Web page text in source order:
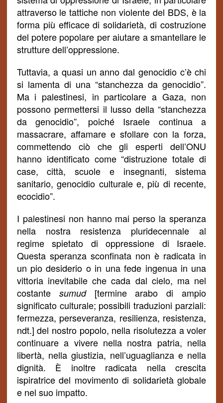
attraverso le tattiche non violente del BDS, è la
forma più efficace di solidarietà, di costruzione
del potere popolare per aiutare a smantellare le
strutture dell’oppressione.
Tuttavia, a quasi un anno dal genocidio c’è chi
si lamenta di una “stanchezza da genocidio”.
Ma i palestinesi, in particolare a Gaza, non
possono permettersi il lusso della “stanchezza
da genocidio”, poiché Israele continua a
massacrare, affamare e sfollare con la forza,
commettendo ciò che gli esperti dell’ONU
hanno identificato come“distruzione totale di
case, città, scuole e insegnanti, sistema
sanitario, genocidio culturale e, più di recente,
ecocidio”.
I palestinesi non hanno mai perso la speranza
nella nostra resistenza pluridecennale al
regime spietato di oppressione di Israele.
Questa speranza sconfinata non è radicata in
un pio desiderio o in una fede ingenua in una
vittoria inevitabile che cada dal cielo, ma nel
costante sumud[termine arabo di ampio
significato culturale; possibili traduzioni parziali:
fermezza, perseveranza, resilienza, resistenza,
ndt.] del nostro popolo, nella risolutezza a voler
continuare a vivere nella nostra patria, nella
libertà, nella giustizia, nell’uguaglianza e nella
dignità. È inoltre radicata nella crescita
ispiratrice del movimento di solidarietà globale
e nel suo impatto.